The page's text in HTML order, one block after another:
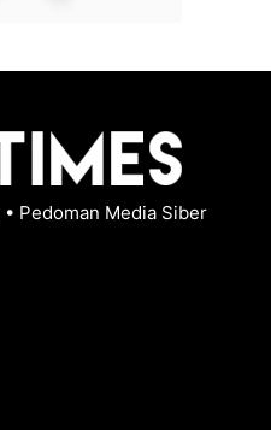
• Pedoman Media Siber